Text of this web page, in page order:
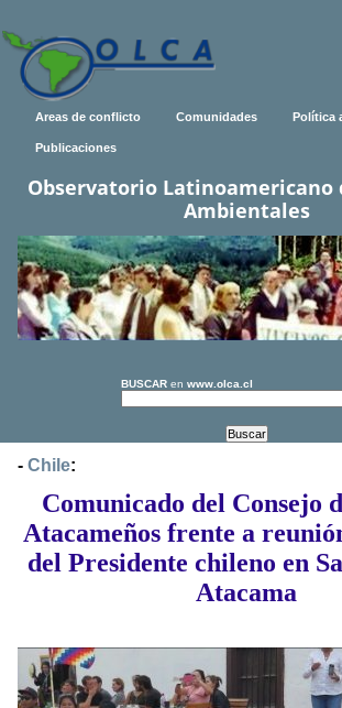
Areas de conflicto Comunidades Política
Publicaciones
Observatorio Latinoamericano
Ambientales
BUSCAR en www.olca.cl
- Chile:
Comunicado del Consejo
Atacameños frente a
del Presidente chileno en
Atacama